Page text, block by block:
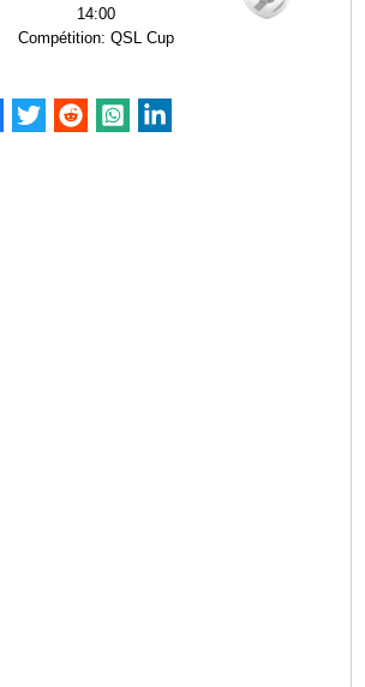
14:00
Compétition: QSL Cup